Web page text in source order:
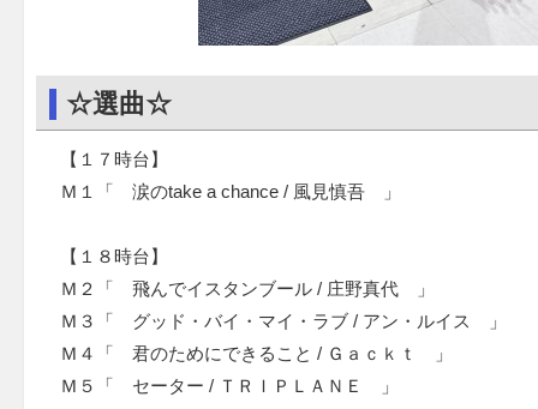
☆選曲☆
【１７時台】
Ｍ１「 涙のtake a chance / 風見慎吾 」
【１８時台】
Ｍ２「 飛んでイスタンブール / 庄野真代 」
Ｍ３「 グッド・バイ・マイ・ラブ / アン・ルイス 」
Ｍ４「 君のためにできること / Ｇａｃｋｔ 」
Ｍ５「 セーター / ＴＲＩＰＬＡＮＥ 」